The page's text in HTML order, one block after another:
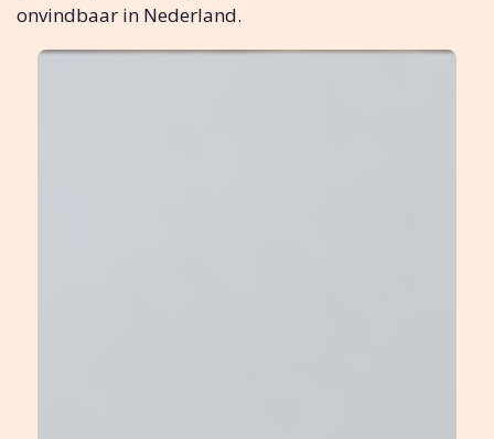
onvindbaar in Nederland.